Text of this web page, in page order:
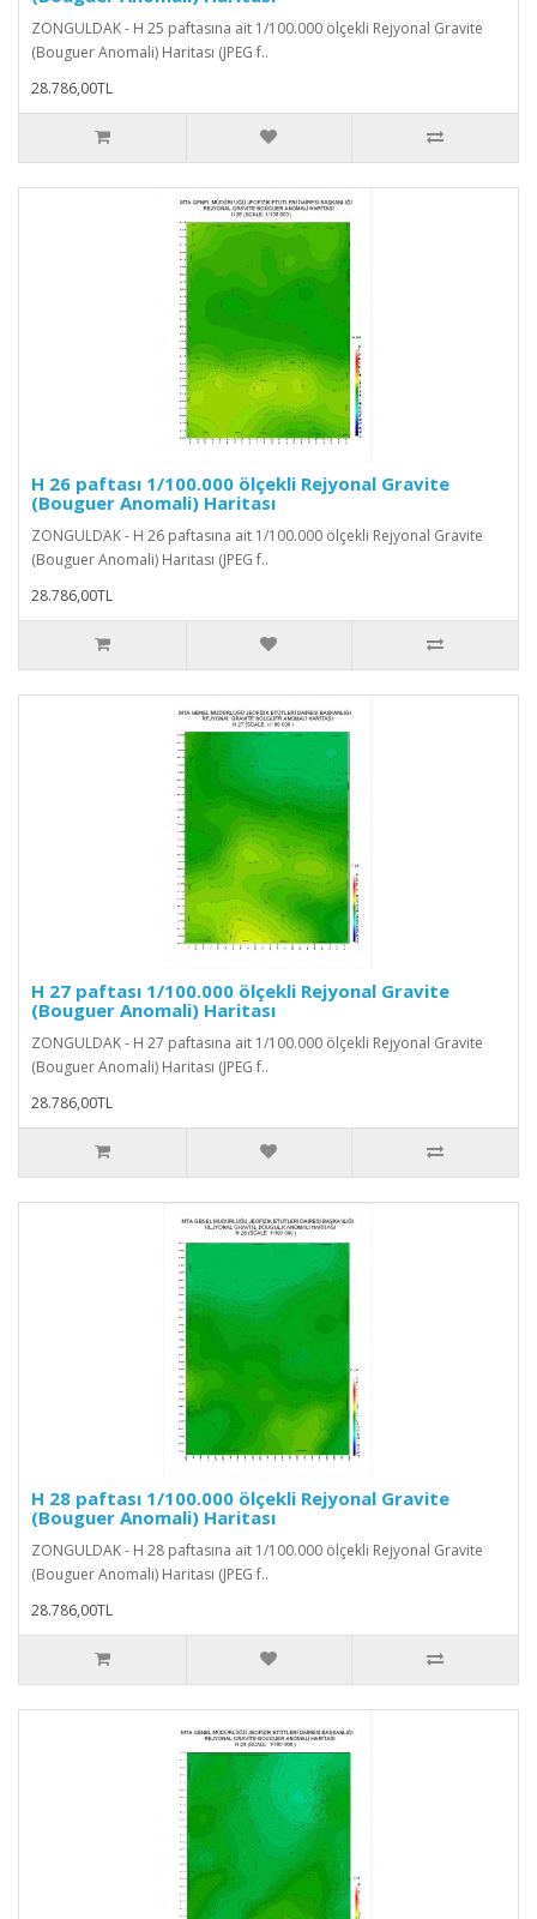
ZONGULDAK - H 25 paftasına ait 1/100.000 ölçekli Rejyonal Gravite
(Bouguer Anomali) Haritası (JPEG f..
28.786,00TL
H 26 paftası 1/100.000 ölçekli Rejyonal Gravite
(Bouguer Anomali) Haritası
ZONGULDAK - H 26 paftasına ait 1/100.000 ölçekli Rejyonal Gravite
(Bouguer Anomali) Haritası (JPEG f..
28.786,00TL
H 27 paftası 1/100.000 ölçekli Rejyonal Gravite
(Bouguer Anomali) Haritası
ZONGULDAK - H 27 paftasına ait 1/100.000 ölçekli Rejyonal Gravite
(Bouguer Anomali) Haritası (JPEG f..
28.786,00TL
H 28 paftası 1/100.000 ölçekli Rejyonal Gravite
(Bouguer Anomali) Haritası
ZONGULDAK - H 28 paftasına ait 1/100.000 ölçekli Rejyonal Gravite
(Bouguer Anomali) Haritası (JPEG f..
28.786,00TL